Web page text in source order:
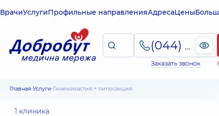
ВрачиУслугиПрофильные направленияАдресаЦены
(044) 495-2-888
Заказать звонок
Главная Услуги Гинекомастия + липосакция
1 клиника